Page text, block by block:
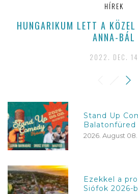
HÍREK
HUNGARIKUM LETT A
ANNA-BÁL
2022. DEC. 14
Stand Up
2026. August 08.
Ezekkel a
Siófok 2026-